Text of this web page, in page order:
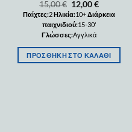
15,00€ 12,00€
Παίχτες:2Ηλικία:10+Διάρκεια
παιχνιδιού:15-30'
Γλώσσες:Αγγλικά
ΠΡΟΣΘΉΚΗ ΣΤΟ ΚΑΛΆΘΙ